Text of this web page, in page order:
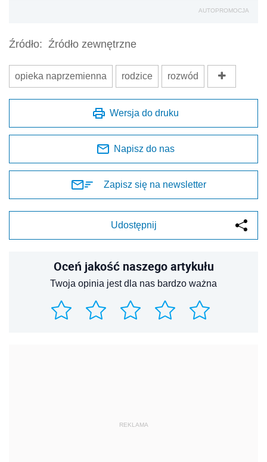
AUTOPROMOCJA
Źródło: Źródło zewnętrzne
opieka naprzemienna rodzice rozwód
Wersja do druku
Napisz do nas
Zapisz się na newsletter
Udostępnij
Oceń jakość naszego artykułu
Twoja opinia jest dla nas bardzo ważna
REKLAMA